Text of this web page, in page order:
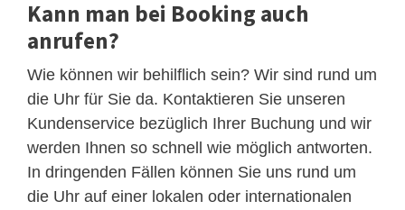
Kann man bei Booking auch
anrufen?
Wie können wir behilflich sein? Wir sind rund um
die Uhr für Sie da. Kontaktieren Sie unseren
Kundenservice bezüglich Ihrer Buchung und wir
werden Ihnen so schnell wie möglich antworten.
In dringenden Fällen können Sie uns rund um
die Uhr auf einer lokalen oder internationalen